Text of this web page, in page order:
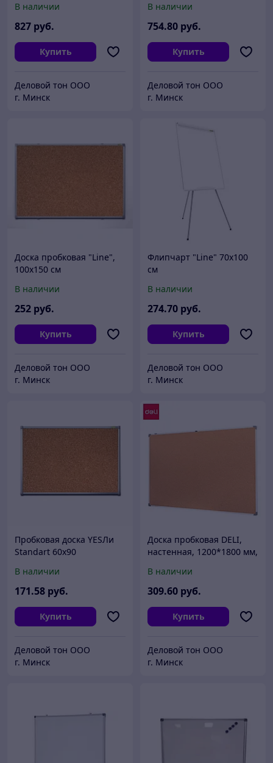
В наличии
827 руб.
Купить
Деловой тон ООО
г. Минск
120х240
В наличии
754.80 руб.
Купить
Деловой тон ООО
г. Минск
Доска пробковая "Line",
100x150 см
В наличии
252 руб.
Купить
Деловой тон ООО
г. Минск
Флипчарт "Line" 70х100
см
В наличии
274.70 руб.
Купить
Деловой тон ООО
г. Минск
Пробковая доска YESЛи
Standart 60х90
В наличии
171.58 руб.
Купить
Деловой тон ООО
г. Минск
Доска пробковая DELI,
настенная, 1200*1800 мм,
силовые кнопки и
элементы крепления в
комплек
В наличии
309.60 руб.
Купить
Деловой тон ООО
г. Минск